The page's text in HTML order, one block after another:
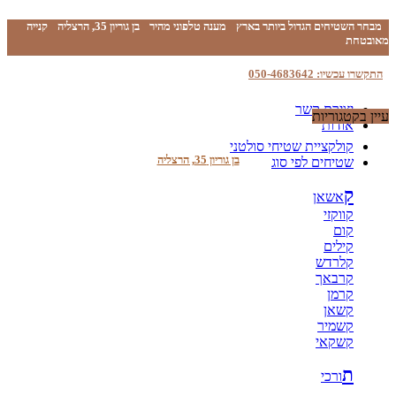
מבחר השטיחים הגדול ביותר בארץ מענה טלפוני מהיר בן גוריון 35, הרצליה
קנייה
מאובטחת
התקשרו עכשיו: 050-4683642
יצירת קשר
אודות
בן גוריון 35, הרצליה
עיין בקטגוריות
קולקציית שטיחי סולטני
שטיחים לפי סוג
קאשאן
קווקזי
קום
קילים
קלרדש
קרבאך
קרמן
קשאן
קשמיר
קשקאי
תורכי